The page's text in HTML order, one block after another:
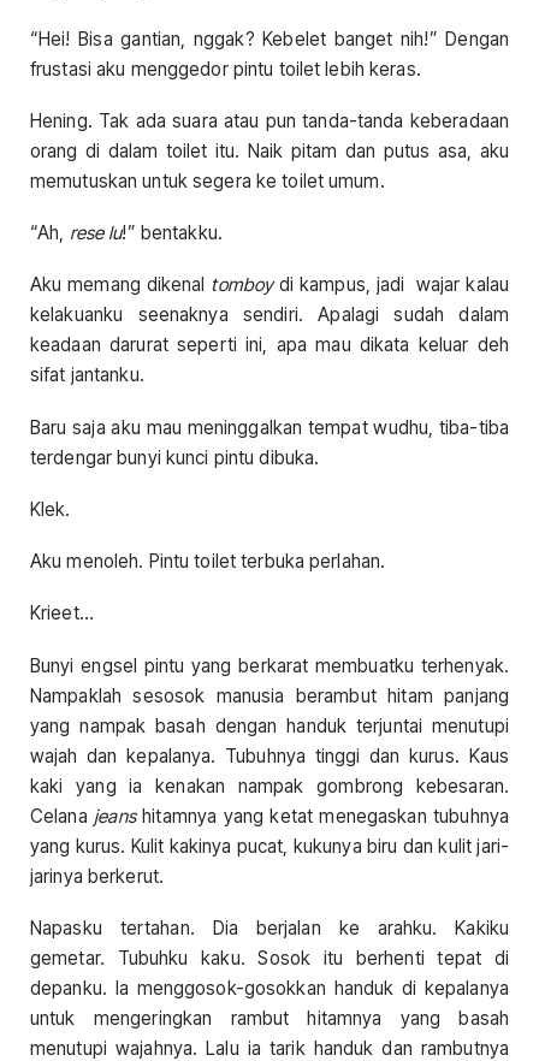
“Hei! Bisa gantian, nggak? Kebelet banget nih!” Dengan
frustasi aku menggedor pintu toilet lebih keras.
Hening. Tak ada suara atau pun tanda-tanda keberadaan
orang di dalam toilet itu. Naik pitam dan putus asa, aku
memutuskan untuk segera ke toilet umum.
“Ah, rese lu!” bentakku.
Aku memang dikenal tomboydi kampus, jadi wajar kalau
kelakuanku seenaknya sendiri. Apalagi sudah dalam
keadaan darurat seperti ini, apa mau dikata keluar deh
sifat jantanku.
Baru saja aku mau meninggalkan tempat wudhu, tiba-tiba
terdengar bunyi kunci pintu dibuka.
Klek.
Aku menoleh. Pintu toilet terbuka perlahan.
Krieet…
Bunyi engsel pintu yang berkarat membuatku terhenyak.
Nampaklah sesosok manusia berambut hitam panjang
yang nampak basah dengan handuk terjuntai menutupi
wajah dan kepalanya. Tubuhnya tinggi dan kurus. Kaus
kaki yang ia kenakan nampak gombrong kebesaran.
Celana jeanshitamnya yang ketat menegaskan tubuhnya
yang kurus. Kulit kakinya pucat, kukunya biru dan kulit jari-
jarinya berkerut.
Napasku tertahan. Dia berjalan ke arahku. Kakiku
gemetar. Tubuhku kaku. Sosok itu berhenti tepat di
depanku. Ia menggosok-gosokkan handuk di kepalanya
untuk mengeringkan rambut hitamnya yang basah
menutupi wajahnya. Lalu ia tarik handuk dan rambutnya